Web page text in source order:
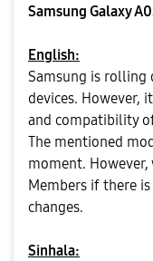
Samsung Galaxy
English:
Samsung is
devices. However,
and compatibility
The mentioned
moment.
Members if there
changes.
Sinhala: